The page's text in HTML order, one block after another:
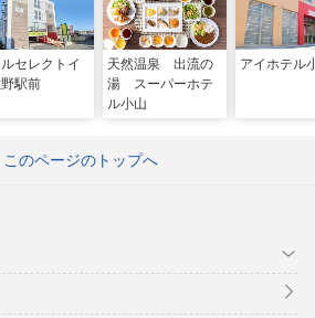
セレクトイ
駅前
天然温泉 出流の
湯 スーパーホテ
ル小山
アイホテル
このページのトップへ